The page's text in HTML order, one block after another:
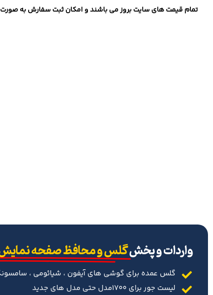
تمام قیمت های سایت بروز می باشند و امکان ثبت سفارش به صورت
‌واردات و پخشگلس و محافظ صفحه
گلس عمده برای گوشی های آیفون ، شیائومی ،
لیست جور برای 1700مدل حتی مدل های جدید